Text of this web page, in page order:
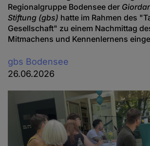
Regionalgruppe Bodensee der
Stiftung (gbs) hatte im Rahmen des
Gesellschaft" zu einem Nachmittag
Mitmachens und Kennenlernens
gbs Bodensee
26.06.2026